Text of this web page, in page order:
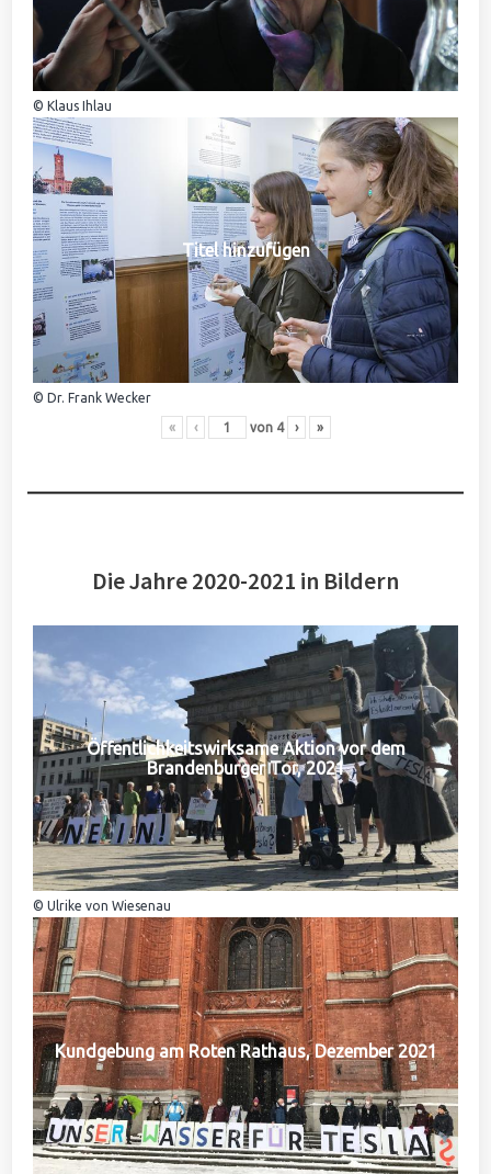
© Klaus Ihlau
Titel hinzufügen
© Dr. Frank Wecker
« ‹ von 4 › »
Die Jahre 2020-2021 in Bildern
Öffentlichkeitswirksame Aktion vor dem
Brandenburger Tor, 2021
© Ulrike von Wiesenau
Kundgebung am Roten Rathaus, Dezember 2021